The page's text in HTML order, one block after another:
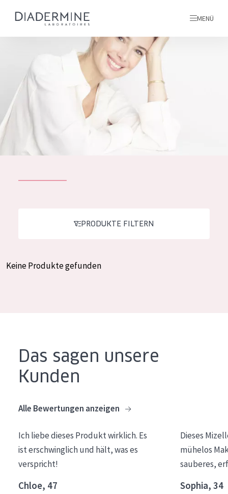
Nachtcreme
Augencreme
PRODUKTLINIE
Essentials
Lift+
ALLE PRODUKTE
MENÜ
Über uns
Inspiration
Spanish
PRODUKTE FILTERN
Keine Produkte gefunden
Das sagen unsere
Kunden
Alle Bewertungen anzeigen
Ich liebe dieses Produkt wirklich. Es
ist erschwinglich und hält, was es
verspricht!
Chloe, 47
Dieses
mühelos
sauberes,
Sophia, 34